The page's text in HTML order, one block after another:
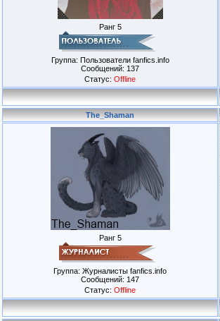
Ранг 5
Группа: Пользователи fanfics.info
Сообщений: 137
Статус: Offline
The_Shaman
Ранг 5
Группа: Журналисты fanfics.info
Сообщений: 147
Статус: Offline